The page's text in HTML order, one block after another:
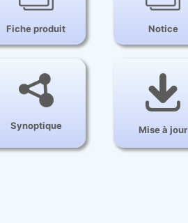
Fiche produit Notice
Synoptique Mise à jour